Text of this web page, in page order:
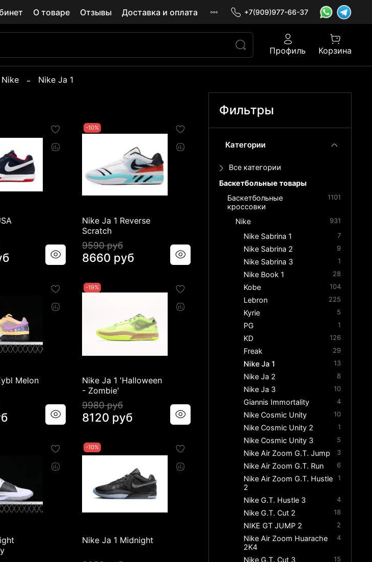
О товаре Отзывы Доставка и оплата +7(909)977-66-37
Профиль Корзина
Nike Nike Ja 1
-10%
Nike Ja 1 Reverse
Scratch
9590 руб
8660 руб
Melon
-19%
Nike Ja 1 'Halloween
- Zombie'
9980 руб
8120 руб
-10%
Nike Ja 1 Midnight
Фильтры
Категории
Все категории
Баскетбольные товары
Баскетбольные
кроссовки
1101
Nike 931
Nike Sabrina 1 7
Nike Sabrina 2 9
Nike Sabrina 3 1
Nike Book 1 28
Kobe 104
Lebron 225
Kyrie 5
PG 1
KD 126
Freak 29
Nike Ja 1 13
Nike Ja 2 8
Nike Ja 3 10
Giannis Immortality 4
Nike Cosmic Unity 10
Nike Cosmic Unity 2 1
Nike Cosmic Unity 3 5
Nike Air Zoom G.T. Jump 3
Nike Air Zoom G.T. Run 6
Nike Air Zoom G.T. Hustle
2
1
Nike G.T. Hustle 3 4
Nike G.T. Cut 2 18
NIKE GT JUMP 2 2
Nike Air Zoom Huarache
2K4
4
Nike G.T. Cut 3 15